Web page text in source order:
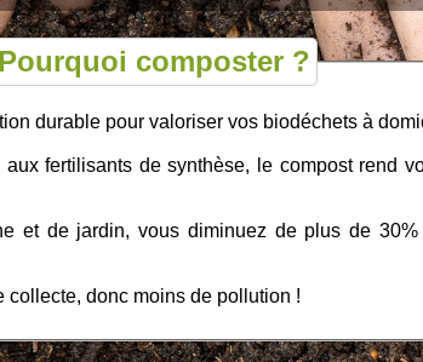
Pourquoi composter ?
durable pour valoriser vos biodéchets à
fertilisants de synthèse, le compost rend
et de jardin, vous diminuez de plus de
collecte, donc moins de pollution !